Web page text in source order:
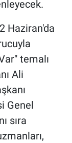
Haziran'da
temalı
Ali
Genel
sıra